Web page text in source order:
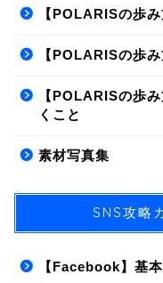
【POLARISの歩
【POLARISの歩
【POLARISの歩
くこと
素材写真集
SNS攻略
【Facebook】基